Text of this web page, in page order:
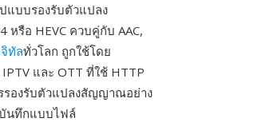
แบบรองรับตัวแปลง
รือ HEVC ควบคู่กับ AAC,
ทัลทั่วโลก ถูกใช้โดย
และ OTT ที่ใช้ HTTP
รองรับตัวแปลงสัญญาณอย่าง
บันทึกแบบไฟล์